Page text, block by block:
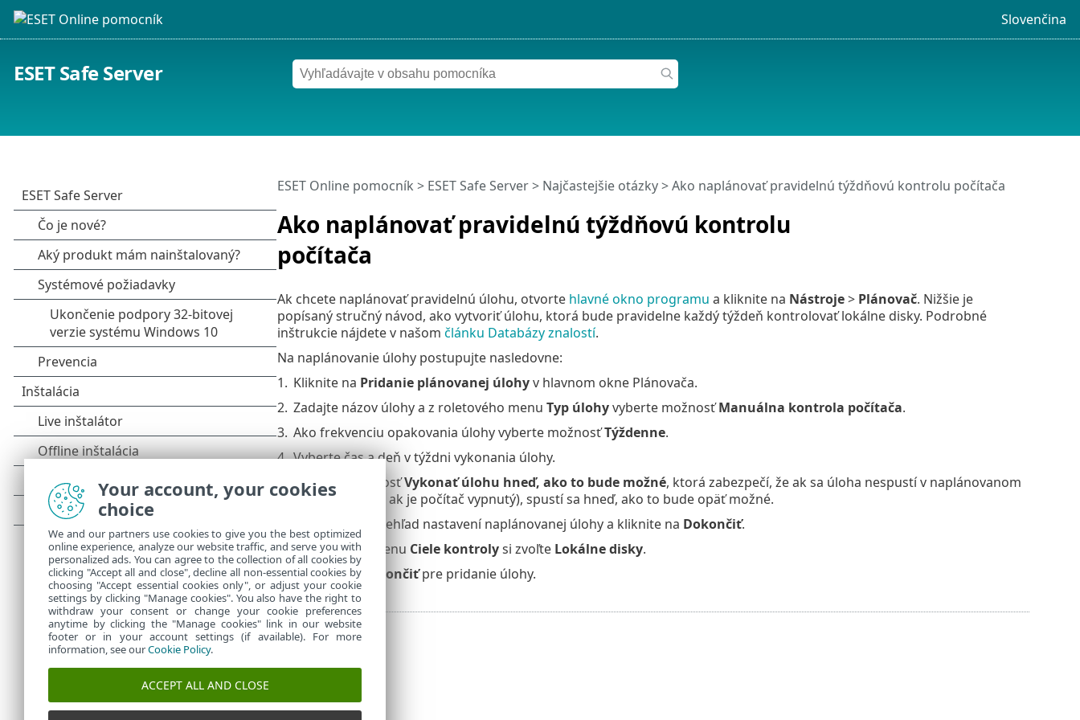
Slovenčina
ESET Safe Server
Ako naplánovať pravidelnú týždňovú kontrolu
počítača
ESET Online pomocník > ESET Safe Server> Najčastejšie otázky> Ako naplánovať pravidelnú týždňovú kontrolu počítača
Ak chcete naplánovať pravidelnú úlohu, otvorte hlavné okno programu a kliknite na Nástroje> Plánovač. Nižšie je
popísaný stručný návod, ako vytvoriť úlohu, ktorá bude pravidelne každý týždeň kontrolovať lokálne disky. Podrobné
inštrukcie nájdete v našom článku Databázy znalostí.
Na naplánovanie úlohy postupujte nasledovne:
1. Kliknite na Pridanie plánovanej úlohyv hlavnom okne Plánovača.
2. Zadajte názov úlohy a z roletového menu Typ úlohyvyberte možnosťManuálna kontrola počítača.
3. Ako frekvenciu opakovania úlohy vyberte možnosťTýždenne.
4. Vyberte čas a deň v týždni vykonania úlohy.
5. Označte možnosťVykonať úlohu hneď, ako to bude možné, ktorá zabezpečí, že ak sa úloha nespustí v naplánovanom
čase (napríklad ak je počítač vypnutý), spustí sa hneď, ako to bude opäť možné.
Skontrolujte prehľad nastavení naplánovanej úlohy a kliknite na Dokončiť.
7. V roletovom menu Ciele kontrolysi zvoľte Lokálne disky.
8. Kliknite naDokončiťpre pridanie úlohy.
Your account, your cookies
choice
We and our partners use cookies to give you the best optimized
online experience, analyze our website traffic, and serve you with
personalized ads. You can agree to the collection of all cookies by
clicking "Accept all and close", decline all non-essential cookies by
choosing "Accept essential cookies only", or adjust your cookie
settings by clicking "Manage cookies". You also have the right to
withdraw your consent or change your cookie preferences
anytime by clicking the "Manage cookies" link in our website
footer or in your account settings (if available). For more
information, see ourCookie Policy.
ACCEPT ALL AND CLOSE